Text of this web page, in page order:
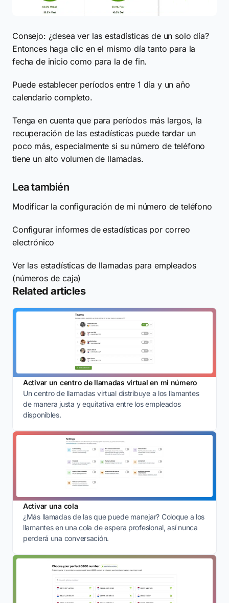
Consejo: ¿desea ver las estadísticas de un solo día?
Entonces haga clic en el mismo día tanto para la
fecha de inicio como para la de fin.
Puede establecer períodos entre 1 día y un año
calendario completo.
Tenga en cuenta que para períodos más largos, la
recuperación de las estadísticas puede tardar un
poco más, especialmente si su número de teléfono
tiene un alto volumen de llamadas.
Lea también
Modificar la configuración de mi número de teléfono
Configurar informes de estadísticas por correo
electrónico
Ver las estadísticas de llamadas para empleados
(números de caja)
Related articles
Activar un centro de llamadas virtual en mi número
Un centro de llamadas virtual distribuye a los llamantes
de manera justa y equitativa entre los empleados
disponibles.
Activar una cola
¿Más llamadas de las que puede manejar? Coloque a los
llamantes en una cola de espera profesional, así nunca
perderá una conversación.